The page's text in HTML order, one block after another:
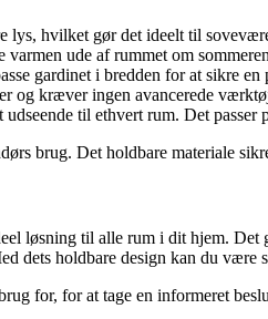
lys, hvilket gør det ideelt til
ude af rummet om
gardinet i bredden for at sikre
og kræver ingen avancerede
til ethvert rum. Det
brug. Det holdbare materiale
løsning til alle rum i dit hjem.
dets holdbare design kan du være
for, for at tage en informeret